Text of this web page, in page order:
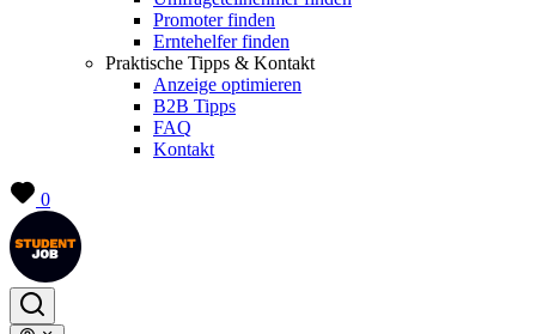
Promoter finden
Erntehelfer finden
Praktische Tipps & Kontakt
Anzeige optimieren
B2B Tipps
FAQ
Kontakt
0